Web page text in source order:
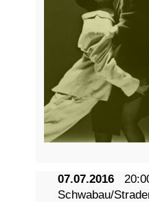
07.07.2016
Schwabau/